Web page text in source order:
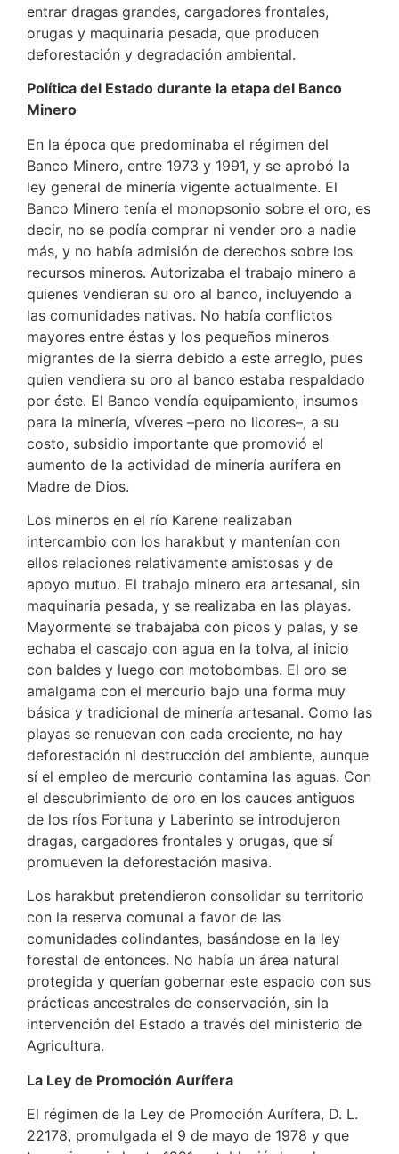
entrar dragas grandes, cargadores frontales,
orugas y maquinaria pesada, que producen
deforestación y degradación ambiental.
Política del Estado durante la etapa del Banco
Minero
En la época que predominaba el régimen del
Banco Minero, entre 1973 y 1991, y se aprobó la
ley general de minería vigente actualmente. El
Banco Minero tenía el monopsonio sobre el oro, es
decir, no se podía comprar ni vender oro a nadie
más, y no había admisión de derechos sobre los
recursos mineros. Autorizaba el trabajo minero a
quienes vendieran su oro al banco, incluyendo a
las comunidades nativas. No había conflictos
mayores entre éstas y los pequeños mineros
migrantes de la sierra debido a este arreglo, pues
quien vendiera su oro al banco estaba respaldado
por éste. El Banco vendía equipamiento, insumos
para la minería, víveres –pero no licores–, a su
costo, subsidio importante que promovió el
aumento de la actividad de minería aurífera en
Madre de Dios.
Los mineros en el río Karene realizaban
intercambio con los harakbut y mantenían con
ellos relaciones relativamente amistosas y de
apoyo mutuo. El trabajo minero era artesanal, sin
maquinaria pesada, y se realizaba en las playas.
Mayormente se trabajaba con picos y palas, y se
echaba el cascajo con agua en la tolva, al inicio
con baldes y luego con motobombas. El oro se
amalgama con el mercurio bajo una forma muy
básica y tradicional de minería artesanal. Como las
playas se renuevan con cada creciente, no hay
deforestación ni destrucción del ambiente, aunque
sí el empleo de mercurio contamina las aguas. Con
el descubrimiento de oro en los cauces antiguos
de los ríos Fortuna y Laberinto se introdujeron
dragas, cargadores frontales y orugas, que sí
promueven la deforestación masiva.
Los harakbut pretendieron consolidar su territorio
con la reserva comunal a favor de las
comunidades colindantes, basándose en la ley
forestal de entonces. No había un área natural
protegida y querían gobernar este espacio con sus
prácticas ancestrales de conservación, sin la
intervención del Estado a través del ministerio de
Agricultura.
La Ley de Promoción Aurífera
El régimen de la Ley de Promoción Aurífera, D. L.
22178, promulgada el 9 de mayo de 1978 y que